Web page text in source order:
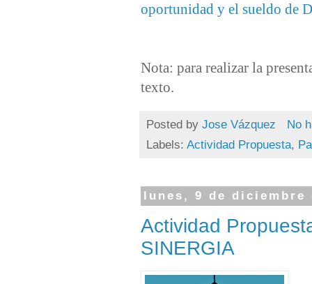
oportunidad y el sueldo de
Nota: para realizar la
texto.
Posted by Jose Vázquez
No
Labels: Actividad Propuesta,
lunes, 9 de diciembre
Actividad
SINERGIA